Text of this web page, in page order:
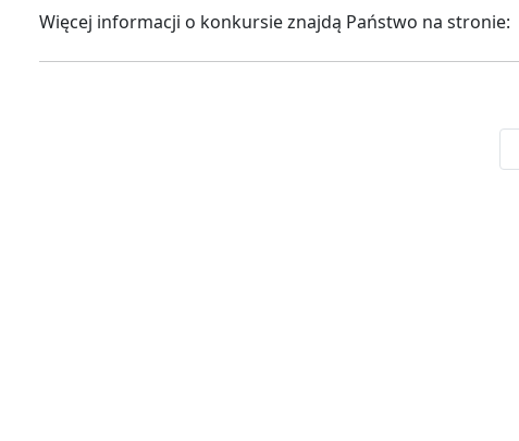
Więcej informacji o konkursie znajdą Państwo na stronie: